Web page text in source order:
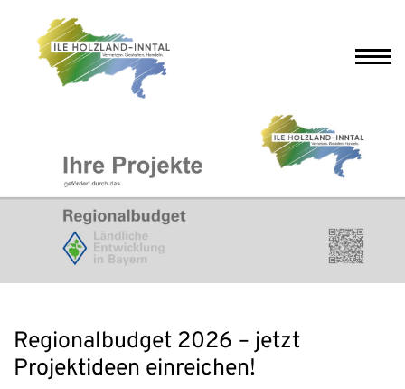
Regionalbudget 2026 – jetzt
Projektideen einreichen!